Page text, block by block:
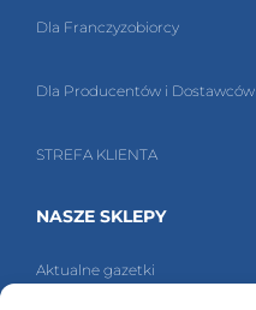
Dla Franczyzobiorcy
Dla Producentów i Dostawców
STREFA KLIENTA
NASZE SKLEPY
Aktualne gazetki